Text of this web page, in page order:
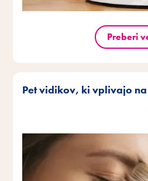
Preberi
Pet vidikov, ki vplivajo